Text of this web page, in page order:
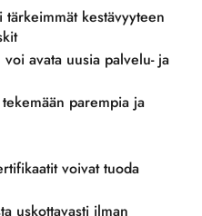
tärkeimmät kestävyyteen
avata uusia palvelu- ja
parempia ja
voivat tuoda
uskottavasti ilman